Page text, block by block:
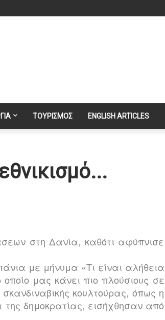
ΤΟΥΡΙΣΜΟΣ ENGLISH ARTICLES
στη Δανία, καθότι αφύπνισε
με μήνυμα «Τι είναι αλήθεια
μας κάνει πιο πλούσιους σε
κουλτούρας, όπως η
δημοκρατίας, εισήχθησαν από